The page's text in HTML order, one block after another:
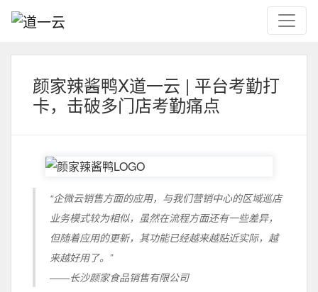
颜家辣酱鸭X道一云 | 平台考勤打
卡，击破多门店考勤痛点
“企微云销售方面的应用，与我们营销中心的区域巡店
业务模式较为相似，虽然在流程方面还有一些差异，
但随着应用的更新，其功能已经越来越贴近实际，越
来越好用了。”
——长沙颜家食品销售有限公司